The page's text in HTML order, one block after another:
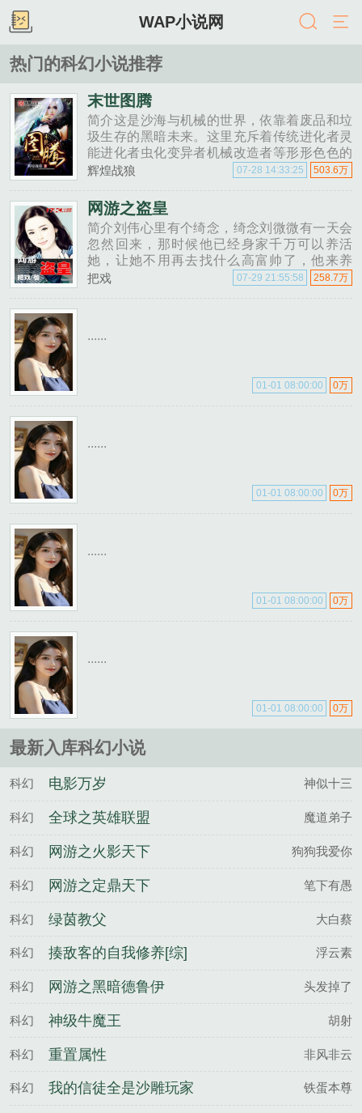
WAP小说网
热门的科幻小说推荐
末世图腾
简介这是沙海与机械的世界，依靠着废品和垃
圾生存的黑暗未来。这里充斥着传统进化者灵
能进化者虫化变异者机械改造者等形形色色的
新人类，在这片残酷而危险的土地上里争夺最
偶遇天空之城失落的贵族......
辉煌战狼 503.6万
07-28 14:33:25
网游之盗皇
简介刘伟心里有个绮念，绮念刘微微有一天会
忽然回来，那时候他已经身家千万可以养活
她，让她不用再去找什么高富帅了，他来养
她。她只用每天陪着他玩游戏就好了。 为
把戏 258.7万
07-29 21:55:58
......
0万
01-01 08:00:00
......
0万
01-01 08:00:00
......
0万
01-01 08:00:00
......
0万
01-01 08:00:00
最新入库科幻小说
科幻 电影万岁 神似十三
科幻 全球之英雄联盟 魔道弟子
科幻 网游之火影天下 狗狗我爱你
科幻 网游之定鼎天下 笔下有愚
科幻 绿茵教父 大白蔡
科幻 揍敌客的自我修养[综] 浮云素
科幻 网游之黑暗德鲁伊 头发掉了
科幻 神级牛魔王 胡射
科幻 重置属性 非风非云
科幻 我的信徒全是沙雕玩家 铁蛋本尊